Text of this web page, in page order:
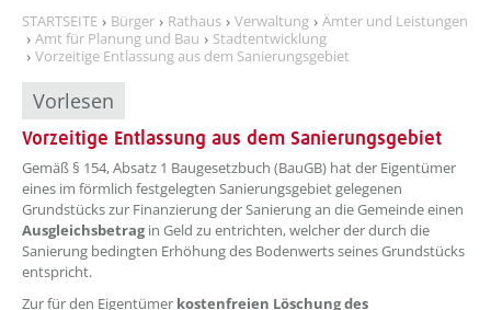
STARTSEITE Bürger Rathaus Verwaltung
Ämter und Leistungen
Amt für Planung und Bau
Stadtentwicklung
Vorzeitige Entlassung aus dem Sanierungsgebiet
Vorlesen
Vorzeitige Entlassung aus dem Sanierungsgebiet
Gemäß § 154, Absatz 1 Baugesetzbuch (BauGB) hat der Eigentümer
eines im förmlich festgelegten Sanierungsgebiet gelegenen
Grundstücks zur Finanzierung der Sanierung an die Gemeinde einen
Ausgleichsbetragin Geld zu entrichten, welcher der durch die
Sanierung bedingten Erhöhung des Bodenwerts seines Grundstücks
entspricht.
Zur für den Eigentümer kostenfreien Löschung des